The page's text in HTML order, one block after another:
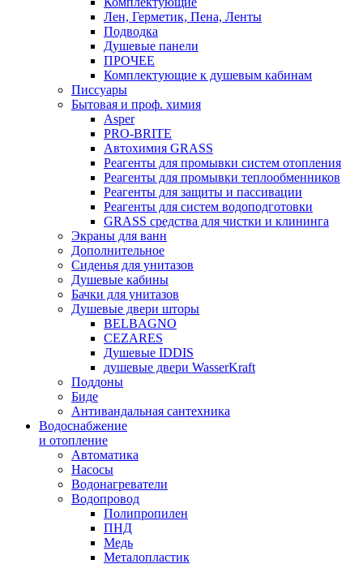
Лен, Герметик, Пена, Ленты
Подводка
Душевые панели
ПРОЧЕЕ
Комплектующие к душевым кабинам
Писсуары
Бытовая и проф. химия
Asper
PRO-BRITE
Автохимия GRASS
Реагенты для промывки систем отопления
Реагенты для промывки теплообменников
Реагенты для защиты и пассивации
Реагенты для систем водоподготовки
GRASS средства для чистки и клининга
Экраны для ванн
Дополнительное
Сиденья для унитазов
Душевые кабины
Бачки для унитазов
Душевые двери шторы
BELBAGNO
CEZARES
Душевые IDDIS
душевые двери WasserKraft
Поддоны
Биде
Антивандальная сантехника
Водоснабжение
и отопление
Автоматика
Насосы
Водонагреватели
Водопровод
Полипропилен
ПНД
Медь
Металопластик